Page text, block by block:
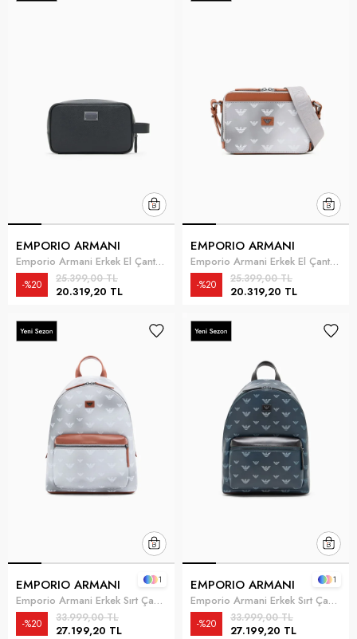
EMPORIO ARMANI
Emporio Armani Erkek El Çantası Siyah
20.319,20 TL
25.399,00 TL
%20
EMPORIO ARMANI
Emporio Armani Erkek El Çantası Gri
20.319,20 TL
25.399,00 TL
%20
EMPORIO ARMANI
Emporio Armani Erkek Sırt Çantası Gri
27.199,20 TL
33.999,00 TL
%20
1 EMPORIO ARMANI
Emporio Armani Erkek Sırt Çantası Mavi
27.199,20 TL
33.999,00 TL
%20
1